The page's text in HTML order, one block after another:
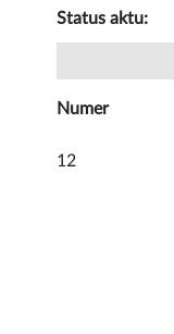
Status aktu:
Numer
12